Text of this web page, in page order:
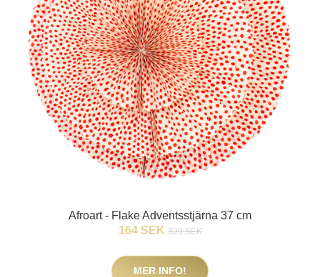
Afroart - Flake Adventsstjärna 37 cm
164 SEK 329 SEK
MER INFO!